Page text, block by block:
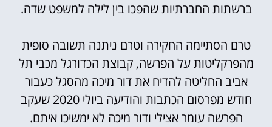
ברשתות החברתיות שהפכו בין לילה למשפט שדה.
טרם הסתיימה החקירה וטרם ניתנה תשובה סופית
מהפרקליטות על הפרשה, קבוצת הכדורגל מכבי תל
אביב החליטה להדיח את דור מיכה מהסגל כעבור
חודש מפרסום הכתבות והודיעה ביולי 2020 שעקב
הפרשה עומר אצילי ודור מיכה לא ימשיכו איתם.